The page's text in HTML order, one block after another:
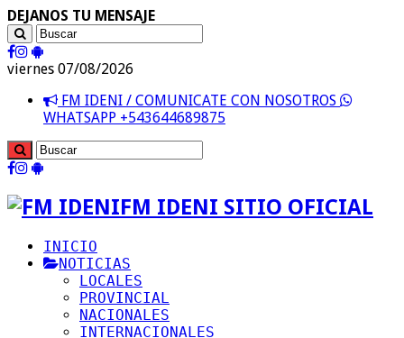
DEJANOS TU MENSAJE
viernes 07/08/2026
FM IDENI / COMUNICATE CON NOSOTROS
WHATSAPP +543644689875
FM IDENI SITIO OFICIAL
INICIO
NOTICIAS
LOCALES
PROVINCIAL
NACIONALES
INTERNACIONALES